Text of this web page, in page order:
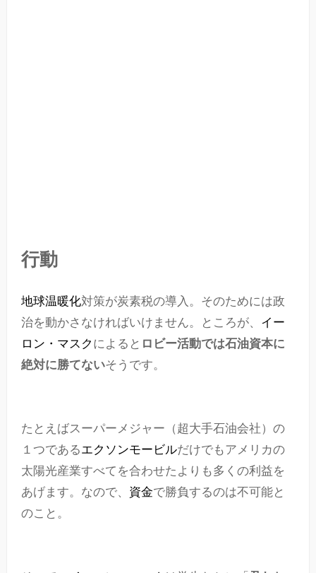
行動
地球温暖化対策が炭素税の導入。そのためには政
治を動かさなければいけません。ところが、 イー
ロン・マスク によると ロビー活動では石油資本に
絶対に勝てないそうです。
たとえばスーパーメジャー（超大手石油会社）の
１つであるエクソンモービルだけでもアメリカの
太陽光産業すべてを合わせたよりも多くの利益を
あげます。なので、 資金で勝負するのは不可能と
のこと。